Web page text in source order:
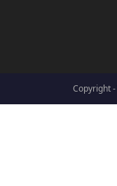
Copyright